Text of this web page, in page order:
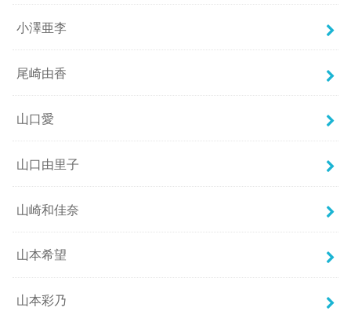
小澤亜李
尾崎由香
山口愛
山口由里子
山崎和佳奈
山本希望
山本彩乃